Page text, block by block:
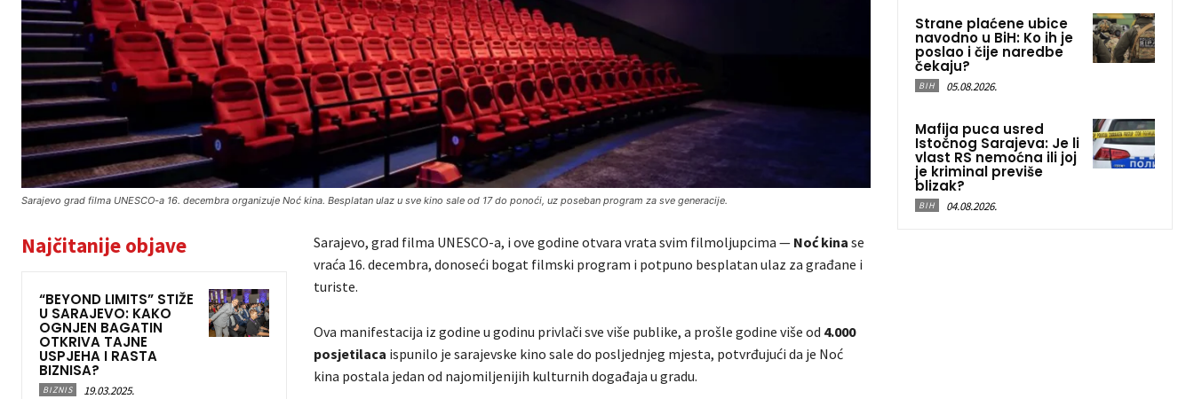
Sarajevo grad filma UNESCO-a 16. decembra organizuje Noć kina. Besplatan ulaz u sve kino sale od 17 do ponoći, uz poseban program za sve generacije.
Najčitanije objave
“BEYOND LIMITS” STIŽE
U SARAJEVO: KAKO
OGNJEN BAGATIN
OTKRIVA TAJNE
USPJEHA I RASTA
BIZNISA?
BIZNIS 19.03.2025.
Sarajevo, grad filma UNESCO-a, i ove godine otvara vrata svim filmoljupcima — Noć kina se
vraća 16. decembra, donoseći bogat filmski program i potpuno besplatan ulaz za građane i
turiste.
Ova manifestacija iz godine u godinu privlači sve više publike, a prošle godine više od 4.000
posjetilaca ispunilo je sarajevske kino sale do posljednjeg mjesta, potvrđujući da je Noć
kina postala jedan od najomiljenijih kulturnih događaja u gradu.
Strane plaćene ubice
navodno u BiH: Ko ih je
poslao i čije naredbe
čekaju?
BIH 05.08.2026.
Mafija puca usred
Istočnog Sarajeva: Je li
vlast RS nemoćna ili joj
je kriminal previše
blizak?
BIH 04.08.2026.